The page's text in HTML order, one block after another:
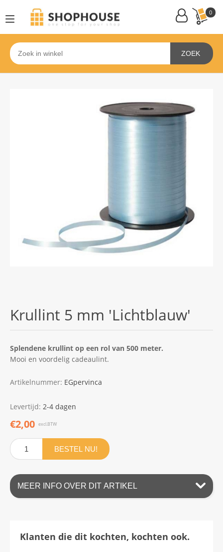
0
ZOEK
Krullint 5 mm 'Lichtblauw'
Splendene krullint op een rol van 500 meter.
Mooi en voordelig cadeaulint.
Artikelnummer: EGpervinca
Levertijd: 2-4 dagen
€2,00 excl.BTW
BESTEL NU!
MEER INFO OVER DIT ARTIKEL
Klanten die dit kochten, kochten ook.